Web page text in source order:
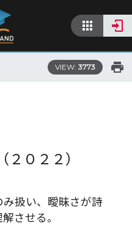
VIEW: 3773
２０２２）
み扱い、曖昧さが詩
させる。